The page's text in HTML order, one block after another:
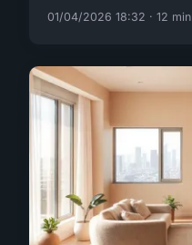
01/04/2026 18:32 · 12 min